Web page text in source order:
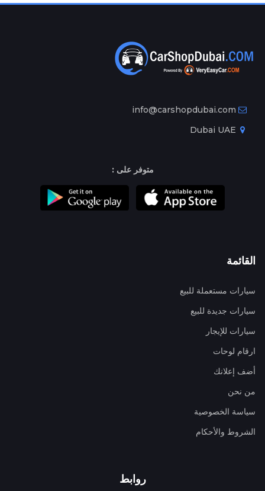
info@carshopdubai.com
متوفر على :
القائمة
سيارات مستعملة للبيع
سيارات جديدة للبيع
سيارات للإيجار
ارقام لوحات
أضف إعلانك
من نحن
سياسة الخصوصية
الشروط والأحكام
روابط